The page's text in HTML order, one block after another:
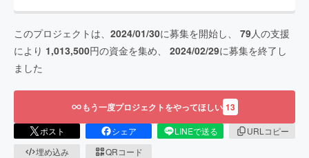
このプロジェクトは、 2024/01/30に募集を開始し、 79人の支援
により 1,013,500円の資金を集め、 2024/02/29に募集を終了し
ました
もう一度プロジェクトをやってほしい 13
ポスト シェア LINEで送る
URLコピー
埋め込み
QRコード